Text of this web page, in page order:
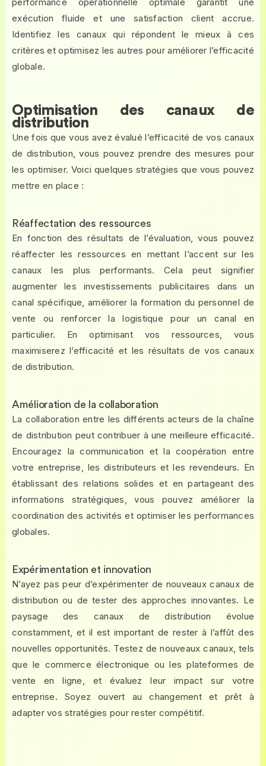
exécution fluide et une satisfaction client accrue.
Identifiez les canaux qui répondent le mieux à ces
critères et optimisez les autres pour améliorer l’efficacité
globale.
Optimisation des canaux de
distribution
Une fois que vous avez évalué l’efficacité de vos canaux
de distribution, vous pouvez prendre des mesures pour
les optimiser. Voici quelques stratégies que vous pouvez
mettre en place :
Réaffectation des ressources
En fonction des résultats de l’évaluation, vous pouvez
réaffecter les ressources en mettant l’accent sur les
canaux les plus performants. Cela peut signifier
augmenter les investissements publicitaires dans un
canal spécifique, améliorer la formation du personnel de
vente ou renforcer la logistique pour un canal en
particulier. En optimisant vos ressources, vous
maximiserez l’efficacité et les résultats de vos canaux
de distribution.
Amélioration de la collaboration
La collaboration entre les différents acteurs de la chaîne
de distribution peut contribuer à une meilleure efficacité.
Encouragez la communication et la coopération entre
votre entreprise, les distributeurs et les revendeurs. En
établissant des relations solides et en partageant des
informations stratégiques, vous pouvez améliorer la
coordination des activités et optimiser les performances
globales.
Expérimentation et innovation
N’ayez pas peur d’expérimenter de nouveaux canaux de
distribution ou de tester des approches innovantes. Le
paysage des canaux de distribution évolue
constamment, et il est important de rester à l’affût des
nouvelles opportunités. Testez de nouveaux canaux, tels
que le commerce électronique ou les plateformes de
vente en ligne, et évaluez leur impact sur votre
entreprise. Soyez ouvert au changement et prêt à
adapter vos stratégies pour rester compétitif.